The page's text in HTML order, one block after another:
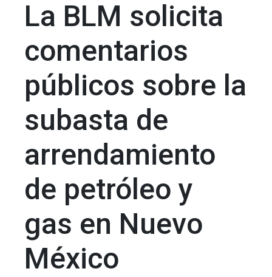
La BLM solicita
comentarios
públicos sobre la
subasta de
arrendamiento
de petróleo y
gas en Nuevo
México